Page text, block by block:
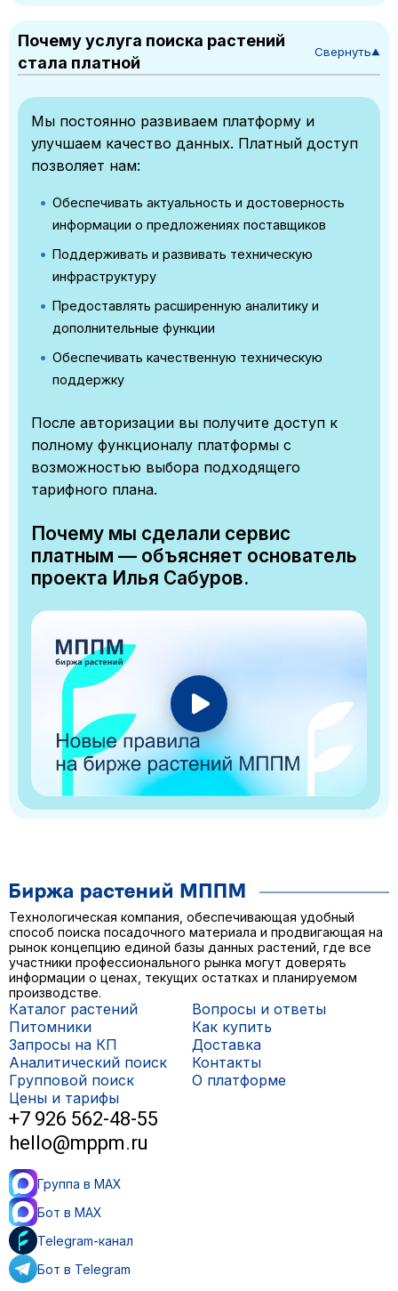
Почему услуга поиска растений
стала платной
Свернуть▼
Мы постоянно развиваем платформу и
улучшаем качество данных. Платный доступ
позволяет нам:
Обеспечивать актуальность и достоверность
информации о предложениях поставщиков
Поддерживать и развивать техническую
инфраструктуру
Предоставлять расширенную аналитику и
дополнительные функции
Обеспечивать качественную техническую
поддержку
После авторизации вы получите доступ к
полному функционалу платформы с
возможностью выбора подходящего
тарифного плана.
Почему мы сделали сервис
платным — объясняет основатель
проекта Илья Сабуров.
Технологическая компания, обеспечивающая удобный
способ поиска посадочного материала и продвигающая на
рынок концепцию единой базы данных растений, где все
участники профессионального рынка могут доверять
информации о ценах, текущих остатках и планируемом
производстве.
Каталог растений
Питомники
Запросы на КП
Аналитический поиск
Групповой поиск
Цены и тарифы
Вопросы и ответы
Как купить
Доставка
Контакты
О платформе
+7 926 562-48-55
hello@mppm.ru
Группа в MAX
Бот в MAX
Telegram-канал
Бот в Telegram